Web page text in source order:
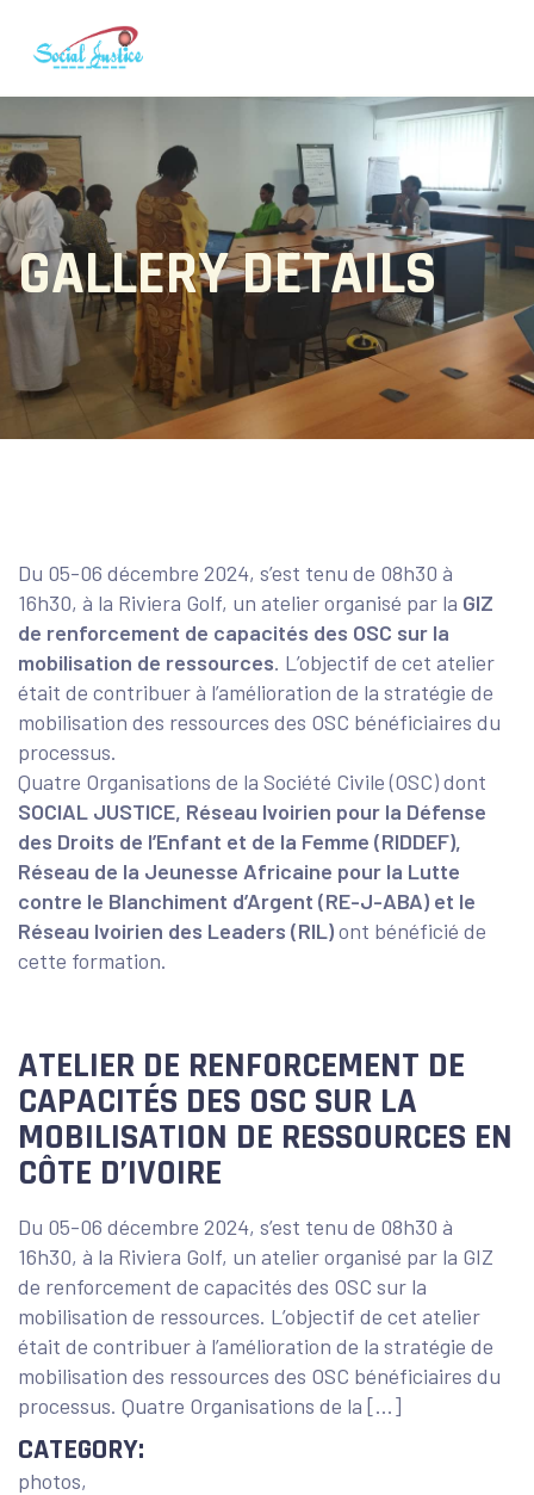
GALLERY DETAILS
Du 05-06 décembre 2024, s’est tenu de 08h30 à
16h30, à la Riviera Golf, un atelier organisé par la GIZ
de renforcement de capacités des OSC sur la
mobilisation de ressources. L’objectif de cet atelier
était de contribuer à l’amélioration de la stratégie de
mobilisation des ressources des OSC bénéficiaires du
processus.
Quatre Organisations de la Société Civile (OSC) dont
SOCIAL JUSTICE, Réseau Ivoirien pour la Défense
des Droits de l’Enfant et de la Femme (RIDDEF),
Réseau de la Jeunesse Africaine pour la Lutte
contre le Blanchiment d’Argent (RE-J-ABA) et le
Réseau Ivoirien des Leaders (RIL)ont bénéficié de
cette formation.
ATELIER DE RENFORCEMENT DE
CAPACITÉS DES OSC SUR LA
MOBILISATION DE RESSOURCES EN
CÔTE D’IVOIRE
Du 05-06 décembre 2024, s’est tenu de 08h30 à
16h30, à la Riviera Golf, un atelier organisé par la GIZ
de renforcement de capacités des OSC sur la
mobilisation de ressources. L’objectif de cet atelier
était de contribuer à l’amélioration de la stratégie de
mobilisation des ressources des OSC bénéficiaires du
processus. Quatre Organisations de la […]
CATEGORY:
photos,